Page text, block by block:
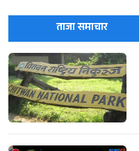
ताजा समाचार